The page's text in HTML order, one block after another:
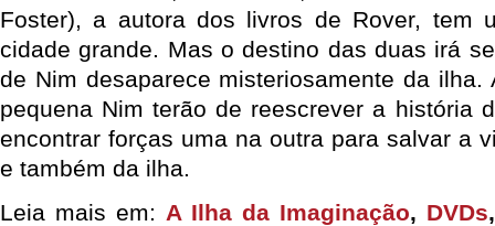
Foster), a autora dos livros de Rover, tem
cidade grande. Mas o destino das duas irá
de Nim desaparece misteriosamente da ilha.
pequena Nim terão de reescrever a história
encontrar forças uma na outra para salvar a
e também da ilha.
Leia mais em: A Ilha da Imaginação, DVDs